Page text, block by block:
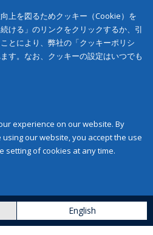
上を図るためクッキー（Cookie）を
ける」のリンクをクリックするか、引
とにより、弊社の「クッキーポリシ
す。なお、クッキーの設定はいつでも
experience on our website. By
our website, you accept the use
setting of cookies at any time.
English